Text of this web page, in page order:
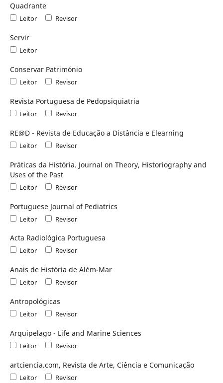
Quadrante
Leitor Revisor
Servir
Leitor
Conservar Património
Leitor Revisor
Revista Portuguesa de Pedopsiquiatria
Leitor Revisor
RE@D - Revista de Educação a Distância e Elearning
Leitor Revisor
Práticas da História. Journal on Theory, Historiography and
Uses of the Past
Leitor Revisor
Portuguese Journal of Pediatrics
Leitor Revisor
Acta Radiológica Portuguesa
Leitor Revisor
Anais de História de Além-Mar
Leitor Revisor
Antropológicas
Leitor Revisor
Arquipelago - Life and Marine Sciences
Leitor Revisor
artciencia.com, Revista de Arte, Ciência e Comunicação
Leitor Revisor